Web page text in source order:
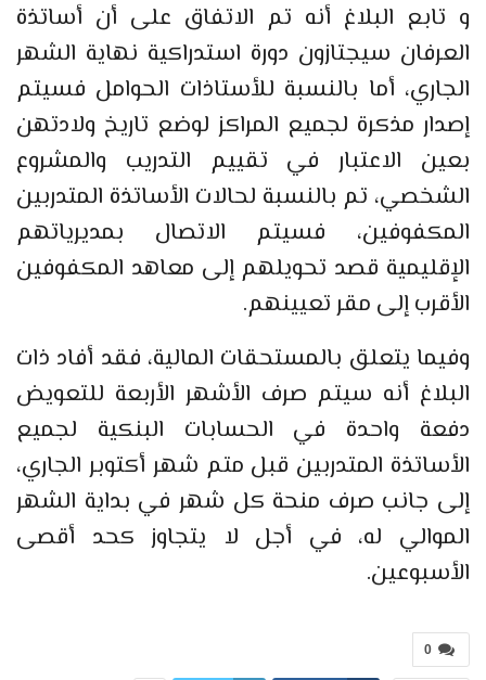
و تابع البلاغ أنه تم الاتفاق على أن أساتذة
العرفان سيجتازون دورة استدراكية نهاية الشهر
الجاري، أما بالنسبة للأستاذات الحوامل فسيتم
إصدار مذكرة لجميع المراكز لوضع تاريخ ولادتهن
بعين الاعتبار في تقييم التدريب والمشروع
الشخصي، تم بالنسبة لحالات الأساتذة المتدربين
المكفوفين، فسيتم الاتصال بمديرياتهم
الإقليمية قصد تحويلهم إلى معاهد المكفوفين
الأقرب إلى مقر تعيينهم.
وفيما يتعلق بالمستحقات المالية، فقد أفاد ذات
البلاغ أنه سيتم صرف الأشهر الأربعة للتعويض
دفعة واحدة في الحسابات البنكية لجميع
الأساتذة المتدربين قبل متم شهر أكتوبر الجاري،
إلى جانب صرف منحة كل شهر في بداية الشهر
الموالي له، في أجل لا يتجاوز كحد أقصى
الأسبوعين.
0